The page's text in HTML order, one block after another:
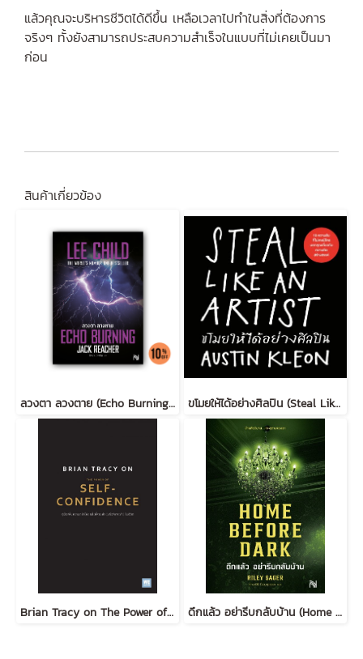
แล้วคุณจะบริหารชีวิตได้ดีขึ้น เหลือเวลาไปทำในสิ่งที่ต้องการ
จริงๆ ทั้งยังสามารถประสบความสำเร็จในแบบที่ไม่เคยเป็นมา
ก่อน
สินค้าเกี่ยวข้อง
ลวงตา ลวงตาย (Echo Burning) [ฉบับปรับปรุง] #5 ขโมยให้ได้อย่างศิลปิน (Steal Like an Artist) (ฉบับปรับปรุง)
Brian Tracy on The Power of Self-Confidence ดึกแล้ว อย่ารีบกลับบ้าน (Home Before Dark)